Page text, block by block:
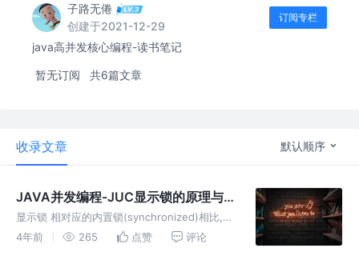
子路无倦
创建于2021-12-29
订阅专栏
java高并发核心编程-读书笔记
暂无订阅 共6篇文章
收录文章 默认顺序
JAVA并发编程-JUC显示锁的原理与
实战-1
显示锁 相对应的内置锁(synchronized)相比,
显示锁更加灵活, 完全基于Java语言实现, 更加
4年前 265 点赞 评论